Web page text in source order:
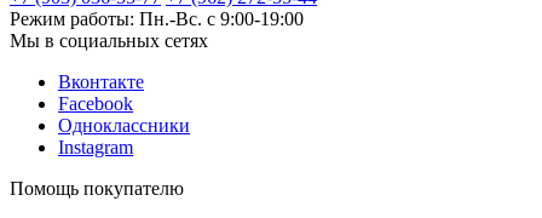
Режим работы: Пн.-Вс. с 9:00-19:00
Мы в социальных сетях
Вконтакте
Facebook
Одноклассники
Instagram
Помощь покупателю